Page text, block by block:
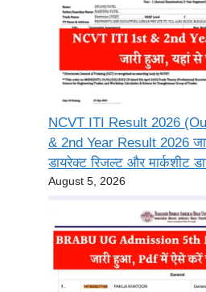
NCVT ITI Result 2026
& 2nd Year Result 2026
डायरेक्ट रिजल्ट और मार्कशीट
August 5, 2026